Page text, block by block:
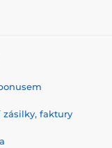
zásilky, faktury